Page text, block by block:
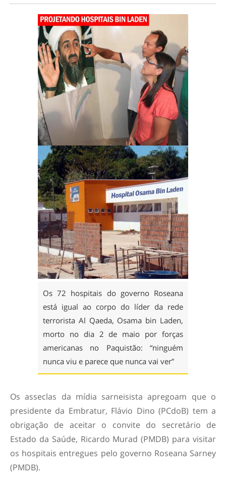
Os 72 hospitais do governo Roseana
está igual ao corpo do líder da rede
terrorista Al Qaeda, Osama bin Laden,
morto no dia 2 de maio por forças
americanas no Paquistão: “ninguém
nunca viu e parece que nunca vai ver”
Os asseclas da mídia sarneisista apregoam que o
presidente da Embratur, Flávio Dino (PCdoB) tem a
obrigação de aceitar o convite do secretário de
Estado da Saúde, Ricardo Murad (PMDB) para visitar
os hospitais entregues pelo governo Roseana Sarney
(PMDB).